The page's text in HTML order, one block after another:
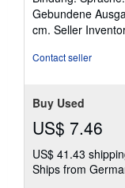
Gebundene
cm. Seller
Contact seller
Buy Used
US$ 7.46
US$ 41.43
Ships from